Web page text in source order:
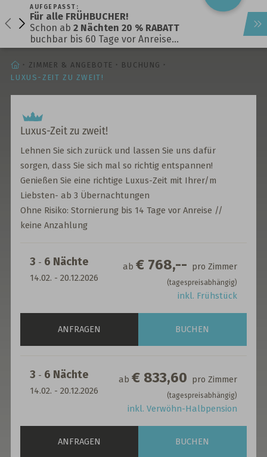
AUFGEPASST:
Für alle FRÜHBUCHER!
Schon ab 2 Nächten 20 % RABATT
buchbar bis 60 Tage vor Anreise…
STARTSEITE
ZIMMER & ANGEBOTE
BUCHUNG
LUXUS-ZEIT ZU ZWEIT!
Luxus-Zeit zu zweit!
Lehnen Sie sich zurück und lassen Sie uns dafür
sorgen, dass Sie sich mal so richtig entspannen!
Genießen Sie eine richtige Luxus-Zeit mit Ihrer/m
Liebsten- ab 3 Übernachtungen
Ohne Risiko: Stornierung bis 14 Tage vor Anreise //
keine Anzahlung
3 - 6 Nächte
14.02. -20.12.2026
ab € 768,-- pro Zimmer
(tagespreisabhängig)
inkl. Frühstück
ANFRAGEN BUCHEN
3 - 6 Nächte
14.02. -20.12.2026
ab € 833,60 pro Zimmer
(tagespreisabhängig)
inkl. Verwöhn-Halbpension
ANFRAGEN BUCHEN